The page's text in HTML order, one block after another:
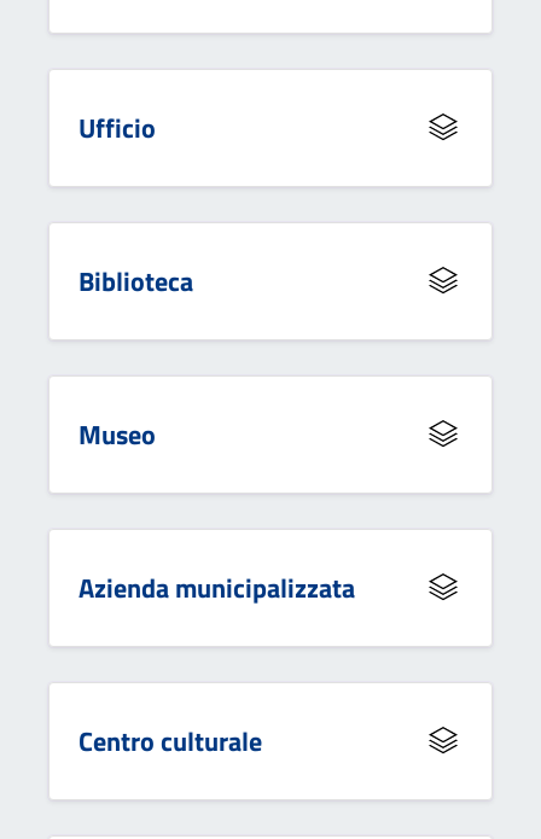
Ufficio
Biblioteca
Museo
Azienda municipalizzata
Centro culturale